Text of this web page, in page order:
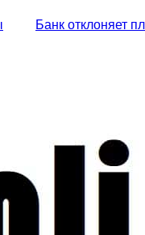
Банк отклоняет